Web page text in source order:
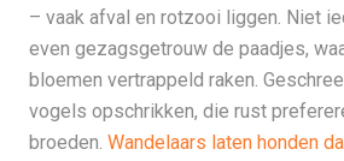
– vaak afval en rotzooi liggen. Niet
even gezagsgetrouw de paadjes,
bloemen vertrappeld raken.
vogels opschrikken, die rust
broeden. Wandelaars laten honden